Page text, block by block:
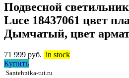
Подвесной
Luce 18437061 цвет
Дымчатый, цвет
71 999 руб. in stock
Купить
Santehnika-tut.ru